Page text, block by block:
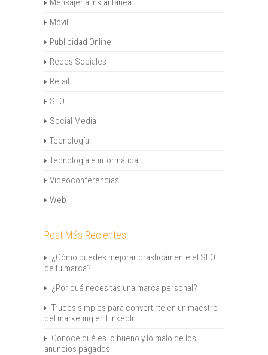
Mensajería instantánea
Móvil
Publicidad Online
Redes Sociales
Retail
SEO
Social Media
Tecnología
Tecnología e informática
Videoconferencias
Web
Post Más Recientes
¿Cómo puedes mejorar drasticámente el SEO
de tu marca?
¿Por qué necesitas una marca personal?
Trucos simples para convertirte en un maestro
del marketing en LinkedIn
Conoce qué es lo bueno y lo malo de los
anuncios pagados